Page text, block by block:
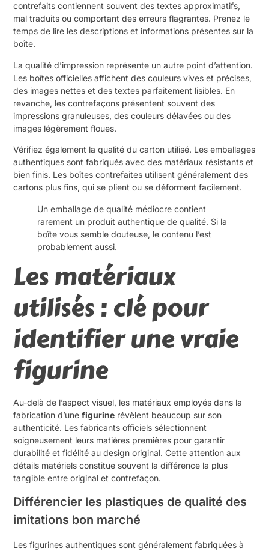
contrefaits contiennent souvent des textes approximatifs,
mal traduits ou comportant des erreurs flagrantes. Prenez le
temps de lire les descriptions et informations présentes sur la
boîte.
La qualité d’impression représente un autre point d’attention.
Les boîtes officielles affichent des couleurs vives et précises,
des images nettes et des textes parfaitement lisibles. En
revanche, les contrefaçons présentent souvent des
impressions granuleuses, des couleurs délavées ou des
images légèrement floues.
Vérifiez également la qualité du carton utilisé. Les emballages
authentiques sont fabriqués avec des matériaux résistants et
bien finis. Les boîtes contrefaites utilisent généralement des
cartons plus fins, qui se plient ou se déforment facilement.
Un emballage de qualité médiocre contient
rarement un produit authentique de qualité. Si la
boîte vous semble douteuse, le contenu l’est
probablement aussi.
Les matériaux
utilisés : clé pour
identifier une vraie
figurine
Au-delà de l’aspect visuel, les matériaux employés dans la
fabrication d’unefigurine révèlent beaucoup sur son
authenticité. Les fabricants officiels sélectionnent
soigneusement leurs matières premières pour garantir
durabilité et fidélité au design original. Cette attention aux
détails matériels constitue souvent la différence la plus
tangible entre original et contrefaçon.
Différencier les plastiques de qualité des
imitations bon marché
Les figurines authentiques sont généralement fabriquées à